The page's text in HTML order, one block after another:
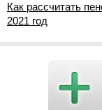
Как рассчитать
2021 год